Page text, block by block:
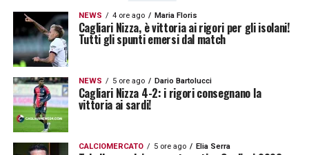
rimodellare completamente le corsie
esterne.
Trattativa avviata: Favasuli si
avvicina al Cagliari
I primi dialoghi avviati con l’entourage del
NEWS 4 ore ago Maria Floris
Cagliari Nizza, è vittoria ai rigori per gli isolani!
Tutti gli spunti emersi dal match
NEWS 5 ore ago Dario Bartolucci
Cagliari Nizza 4-2: i rigori consegnano la
vittoria ai sardi!
CALCIOMERCATO 5 ore ago Elia Serra